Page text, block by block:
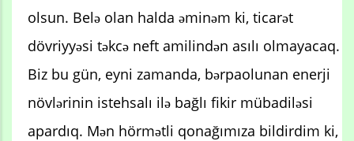
olsun. Belə olan halda əminəm ki, ticarət
dövriyyəsi təkcə neft amilindən asılı olmayacaq.
Biz bu gün, eyni zamanda, bərpaolunan enerji
növlərinin istehsalı ilə bağlı fikir mübadiləsi
apardıq. Mən hörmətli qonağımıza bildirdim ki,